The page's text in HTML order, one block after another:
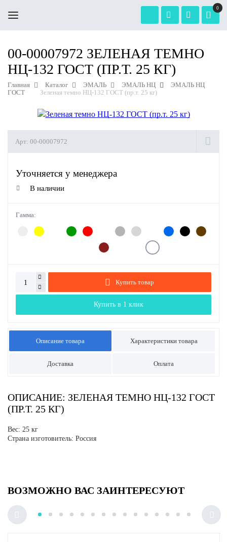
0
00-00007972 ЗЕЛЕНАЯ ТЕМНО
НЦ-132 ГОСТ (ПР.Т. 25 КГ)
Главная Каталог ЭМАЛЬ ЭМАЛЬ НЦ
ЭМАЛЬ НЦ
ГОСТ
Зеленая темно НЦ-132 ГОСТ (пр.т. 25 кг)
Арт: 00-00007972
Уточняется у менеджера
В наличии
Гамма:
Купить товар
Купить в 1 клик
Описание товара Характеристики товара
Доставка Оплата
ОПИСАНИЕ: ЗЕЛЕНАЯ ТЕМНО НЦ-132 ГОСТ
(ПР.Т. 25 КГ)
Вес: 25 кг
Страна изготовитель: Россия
ВОЗМОЖНО ВАС ЗАИНТЕРЕСУЮТ